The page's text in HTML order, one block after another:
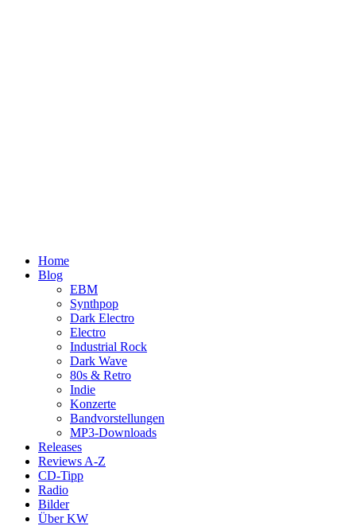
Home
Blog
EBM
Synthpop
Dark Electro
Electro
Industrial Rock
Dark Wave
80s & Retro
Indie
Konzerte
Bandvorstellungen
MP3-Downloads
Releases
Reviews A-Z
CD-Tipp
Radio
Bilder
Über KW